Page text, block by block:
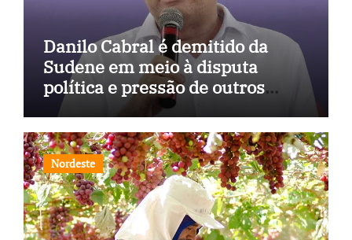
Danilo Cabral é demitido da
Sudene em meio à disputa
política e pressão de outros
estados
Nordeste